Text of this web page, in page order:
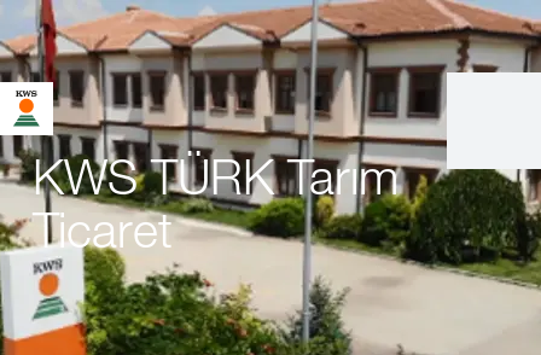
KWS TÜRK Tarım
Ticaret